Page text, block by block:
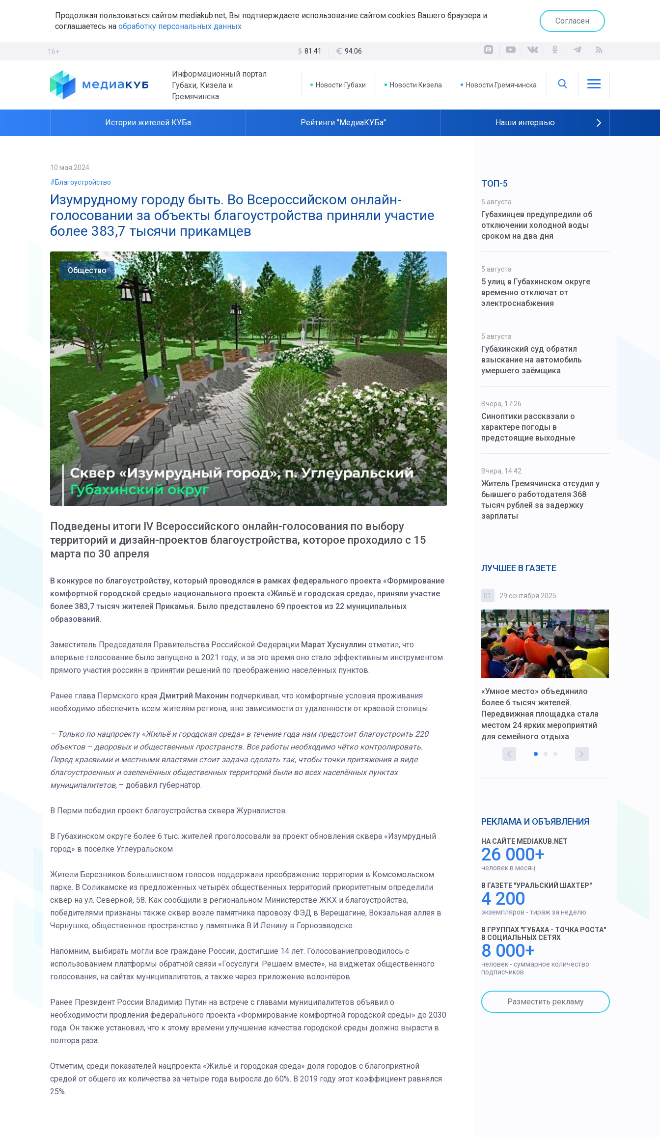
Продолжая пользоваться сайтом mediakub.net, Вы подтверждаете использование сайтом cookies Вашего браузера и
соглашаетесь на обработку персональных данных
Согласен
16+ 81.41 94.06
Информационный портал
Губахи, Кизела и
Гремячинска
Новости Губахи Новости Кизела Новости Гремячинска
Истории жителей КУБа Рейтинги "МедиаКУБа" Наши интервью
10 мая 2024
#Благоустройство
Изумрудному городу быть. Во Всероссийском онлайн-
голосовании за объекты благоустройства приняли участие
более 383,7 тысячи прикамцев
Общество
Подведены итоги IV Всероссийского онлайн-голосования по выбору
территорий и дизайн-проектов благоустройства, которое проходило с 15
марта по 30 апреля
В конкурсе по благоустройству, который проводился в рамках федерального проекта «Формирование
комфортной городской среды» национального проекта «Жильё и городская среда», приняли участие
более 383,7 тысяч жителей Прикамья. Было представлено 69 проектов из 22 муниципальных
образований.
Заместитель Председателя Правительства Российской Федерации Марат Хуснуллин отметил, что
впервые голосование было запущено в 2021 году, и за это время оно стало эффективным инструментом
прямого участия россиян в принятии решений по преображению населённых пунктов.
Ранее глава Пермского края Дмитрий Махонин подчеркивал, что комфортные условия проживания
необходимо обеспечить всем жителям региона, вне зависимости от удаленности от краевой столицы.
– Только по нацпроекту «Жильё и городская среда» в течение года нам предстоит благоустроить 220
объектов – дворовых и общественных пространств. Все работы необходимо чётко контролировать.
Перед краевыми и местными властями стоит задача сделать так, чтобы точки притяжения в виде
благоустроенных и озеленённых общественных территорий были во всех населённых пунктах
муниципалитетов, – добавил губернатор.
В Перми победил проект благоустройства сквера Журналистов.
В Губахинском округе более 6 тыс. жителей проголосовали за проект обновления сквера «Изумрудный
город» в посёлке Углеуральском
Жители Березников большинством голосов поддержали преображение территории в Комсомольском
парке. В Соликамске из предложенных четырёх общественных территорий приоритетным определили
сквер на ул. Северной, 58. Как сообщили в региональном Министерстве ЖКХ и благоустройства,
победителями признаны также сквер возле памятника паровозу ФЭД в Верещагине, Вокзальная аллея в
Чернушке, общественное пространство у памятника В.И.Ленину в Горнозаводске.
Напомним, выбирать могли все граждане России, достигшие 14 лет. Голосованиепроводилось с
использованием платформы обратной связи «Госуслуги. Решаем вместе», на виджетах общественного
голосования, на сайтах муниципалитетов, а также через приложение волонтёров.
Ранее Президент России Владимир Путин на встрече с главами муниципалитетов объявил о
необходимости продления федерального проекта «Формирование комфортной городской среды» до 2030
года. Он также установил, что к этому времени улучшение качества городской среды должно вырасти в
полтора раза.
Отметим, среди показателей нацпроекта «Жильё и городская среда» доля городов с благоприятной
средой от общего их количества за четыре года выросла до 60%. В 2019 году этот коэффициент равнялся
25%.
ТОП-5
5 августа
Губахинцев предупредили об
отключении холодной воды
сроком на два дня
5 августа
5 улиц в Губахинском округе
временно отключат от
электроснабжения
5 августа
Губахинский суд обратил
взыскание на автомобиль
умершего заёмщика
Вчера, 17:26
Синоптики рассказали о
характере погоды в
предстоящие выходные
Вчера, 14:42
Житель Гремячинска отсудил у
бывшего работодателя 368
тысяч рублей за задержку
зарплаты
ЛУЧШЕЕ В ГАЗЕТЕ
03 4 октября 2025
Коробов после возвращения со
спецоперации сделал
мечту
01 29 сентября 2025
«Умное место» объединило
более 6 тысяч жителей.
Передвижная площадка стала
местом 24 ярких мероприятий
для семейного отдыха
РЕКЛАМА И ОБЪЯВЛЕНИЯ
НА САЙТЕ MEDIAKUB.NET
26 000+
человек в месяц
В ГАЗЕТЕ "УРАЛЬСКИЙ ШАХТЕР"
4 200
экземпляров - тираж за неделю
В ГРУППАХ "ГУБАХА - ТОЧКА РОСТА"
В СОЦИАЛЬНЫХ СЕТЯХ
8 000+
человек - суммарное количество
подписчиков
Разместить рекламу